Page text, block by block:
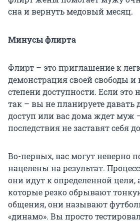
сна и вернуть медовый месяц.
Минусы флирта
Флирт – это приглашение к
демонстрация своей свободы и
степени доступности. Если это
так – вы не планируете
доступ или вас дома ждет муж
последствия не заставят себя
Во-первых, вас могут неверно
нацелены на результат.
они идут к определенной
которые резко обрывают
общения, они называют
«динамо». Вы просто